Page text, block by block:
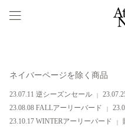
ネイバーページを除く商品
23.07.11 逆シーズンセール
23.08.08 FALLアーリーバード
23.10.17 WINTERアーリーバード